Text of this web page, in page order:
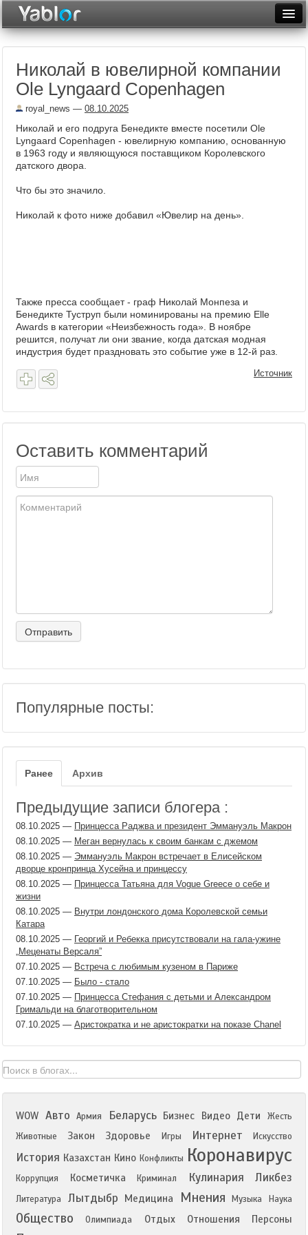
Неделя
Месяц
Архив
Николай в ювелирной компании
Ole Lyngaard Copenhagen
royal_news — 08.10.2025
Николай и его подруга Бенедикте вместе посетили Ole
Lyngaard Copenhagen - ювелирную компанию, основанную
в 1963 году и являющуюся поставщиком Королевского
датского двора.
Что бы это значило.
Николай к фото ниже добавил «Ювелир на день».
Также пресса сообщает - граф Николай Монпеза и
Бенедикте Туструп были номинированы на премию Elle
Awards в категории «Неизбежность года». В ноябре
решится, получат ли они звание, когда датская модная
индустрия будет праздновать это событие уже в 12-й раз.
Источник
Оставить комментарий
Популярные посты:
Ранее Архив
Предыдущие записи блогера :
08.10.2025 — Принцесса Раджва и президент Эммануэль Макрон
08.10.2025 — Меган вернулась к своим банкам с джемом
08.10.2025 — Эммануэль Макрон встречает в Елисейском
дворце кронпринца Хусейна и принцессу
08.10.2025 — Принцесса Татьяна для Vogue Greece о себе и
жизни
08.10.2025 — Внутри лондонского дома Королевской семьи
Катара
08.10.2025 — Георгий и Ребекка присутствовали на гала-ужине
„Меценаты Версаля”
07.10.2025 — Встреча с любимым кузеном в Париже
07.10.2025 — Было - стало
07.10.2025 — Принцесса Стефания с детьми и Александром
Гримальди на благотворительном
07.10.2025 — Аристократка и не аристократки на показе Chanel
WOW Авто Армия Беларусь Бизнес Видео Дети
Жесть
Животные
Закон Здоровье Игры Интернет Искусство
История Казахстан Кино Конфликты Коронавирус
Коррупция Косметичка Криминал Кулинария Ликбез
Литература Лытдыбр Медицина Мнения Музыка Наука
Общество Олимпиада Отдых Отношения Персоны